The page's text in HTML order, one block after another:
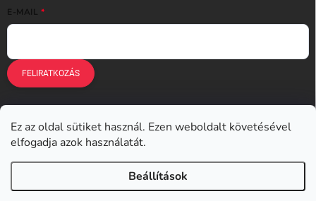
Ez az oldal sütiket használ. Ezen weboldalt követésével
elfogadja azok használatát.
Beállítások
E-MAIL
FELIRATKOZÁS
Earplugs.cz Earplugs.sk
Earplugs.at Earplugs.ro Lunesto.cz